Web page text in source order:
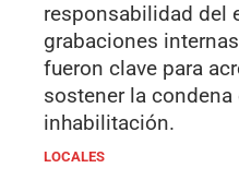
responsabilidad del
grabaciones
fueron clave para
sostener la
inhabilitación.
LOCALES